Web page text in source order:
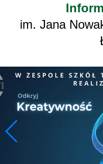
im. Jana